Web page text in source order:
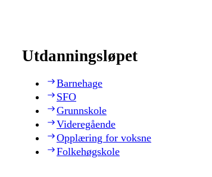
Utdanningsløpet
Barnehage
SFO
Grunnskole
Videregående
Opplæring for voksne
Folkehøgskole